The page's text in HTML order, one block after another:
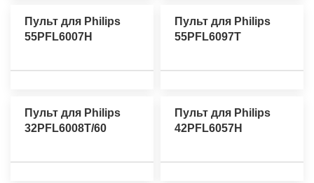
Пульт для Philips
55PFL6007H
Пульт для Philips
55PFL6097T
Пульт для Philips
32PFL6008T/60
Пульт для Philips
42PFL6057H